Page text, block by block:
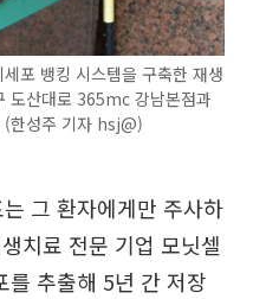
포 뱅킹 시스템을 구축한 재생
도산대로 365mc 강남본점과
(한성주 기자 hsj@)
그 환자에게만 주사하
치료 전문 기업 모닛셀
를 추출해 5년 간 저장